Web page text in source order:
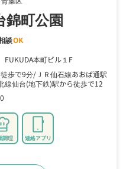
錦町公園
談OK
本町ビル１F
歩で9分
ＪＲ仙石線あおば通駅
線仙台(地下鉄)駅から徒歩で12
調理 連絡アプリ